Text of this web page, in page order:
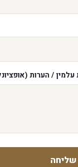
/ הערות
שליחה